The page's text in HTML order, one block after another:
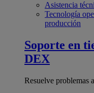
Asistencia
Tecnología
producción
Soporte en
DEX
Resuelve problemas